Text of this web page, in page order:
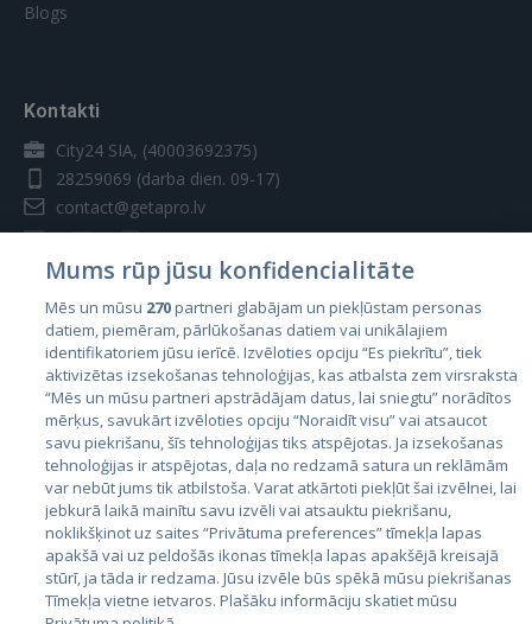
Blogs
Kontakti
City24 SIA, (40003692375)
28259069 (darba dien. 09-17)
contact@getapro.lv
Valstis
Igaunija
Latvija
Lietuva
Mums rūp jūsu konfidencialitāte
Mēs un mūsu 270partneri glabājam un piekļūstam personas
datiem, piemēram, pārlūkošanas datiem vai unikālajiem
identifikatoriem jūsu ierīcē. Izvēloties opciju “Es piekrītu”, tiek
aktivizētas izsekošanas tehnoloģijas, kas atbalsta zem virsraksta
“Mēs un mūsu partneri apstrādājam datus, lai sniegtu” norādītos
mērķus, savukārt izvēloties opciju “Noraidīt visu” vai atsaucot
savu piekrišanu, šīs tehnoloģijas tiks atspējotas. Ja izsekošanas
tehnoloģijas ir atspējotas, daļa no redzamā satura un reklāmām
var nebūt jums tik atbilstoša. Varat atkārtoti piekļūt šai izvēlnei, lai
jebkurā laikā mainītu savu izvēli vai atsauktu piekrišanu,
noklikšķinot uz saites “Privātuma preferences” tīmekļa lapas
apakšā vai uz peldošās ikonas tīmekļa lapas apakšējā kreisajā
stūrī, ja tāda ir redzama. Jūsu izvēle būs spēkā mūsu piekrišanas
Tīmekļa vietne ietvaros. Plašāku informāciju skatiet mūsu